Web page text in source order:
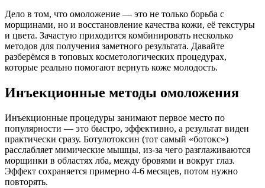
Дело в том, что омоложение — это не только борьба с
морщинами, но и восстановление качества кожи, её текстуры
и цвета. Зачастую приходится комбинировать несколько
методов для получения заметного результата. Давайте
разберёмся в топовых косметологических процедурах,
которые реально помогают вернуть коже молодость.
Инъекционные методы омоложения
Инъекционные процедуры занимают первое место по
популярности — это быстро, эффективно, а результат виден
практически сразу. Ботулотоксин (тот самый «ботокс»)
расслабляет мимические мышцы, из-за чего разглаживаются
морщинки в областях лба, между бровями и вокруг глаз.
Эффект сохраняется примерно 4-6 месяцев, потом нужно
повторять.